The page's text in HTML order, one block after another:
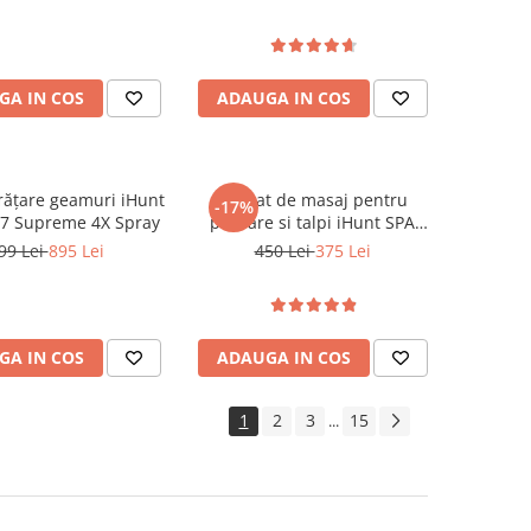
IN COS ADAUGA IN COS
geamuri iHunt
Supreme 4X Spray
Lei895 Lei
IN COS
-17%
Aparat de masaj pentru
picioare si talpi iHunt SPA
FootRelax AirHeat,
masaj
450 Lei375 Lei
ADAUGA IN COS
1 2 3 ... 15